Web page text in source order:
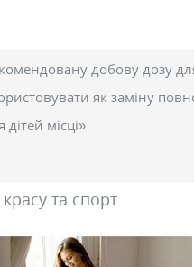
добову дозу
як заміну
місці»
та спорт